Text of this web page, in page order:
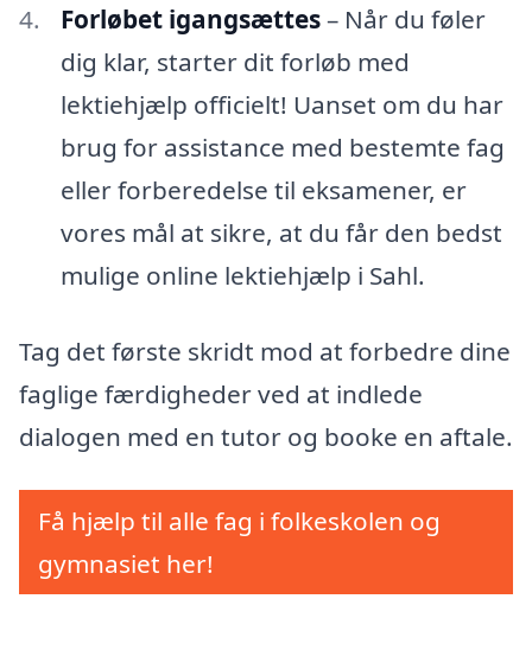
Forløbet igangsættes– Når du føler
dig klar, starter dit forløb med
lektiehjælp officielt! Uanset om du har
brug for assistance med bestemte fag
eller forberedelse til eksamener, er
vores mål at sikre, at du får den bedst
mulige online lektiehjælp i Sahl.
Tag det første skridt mod at forbedre dine
faglige færdigheder ved at indlede
dialogen med en tutor og booke en aftale.
Få hjælp til alle fag i folkeskolen og
gymnasiet her!